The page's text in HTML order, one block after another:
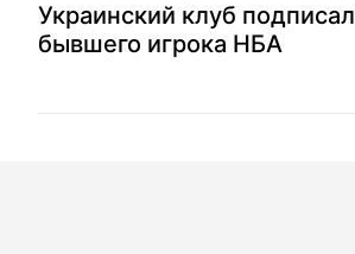
Украинский клуб подписал
бывшего игрока НБА